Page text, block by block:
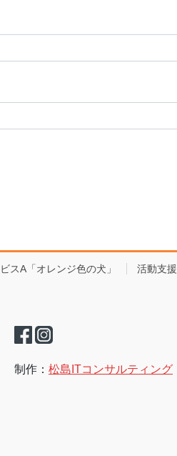
スA「オレンジ色の犬」 活動支援
制作： 松島ITコンサルティング